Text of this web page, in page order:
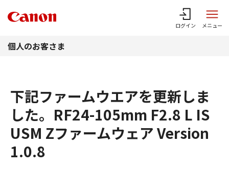
ログイン メニュー
個人のお客さま
下記ファームウエアを更新しま
した。RF24-105mm F2.8 L IS
USM Zファームウェア Version
1.0.8